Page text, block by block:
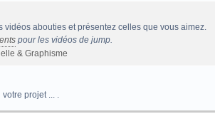
vidéos abouties et présentez celles que vous aimez.
pour les vidéos de jump.
& Graphisme
projet ... .